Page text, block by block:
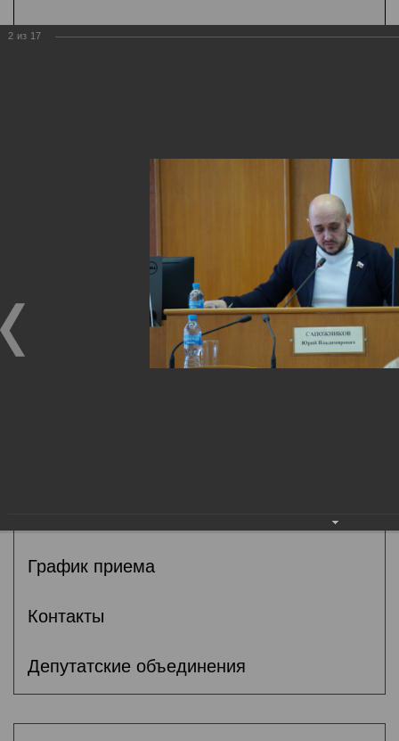
Государственная
организация
График приема
Контакты
Депутатские объединения
2 из 17